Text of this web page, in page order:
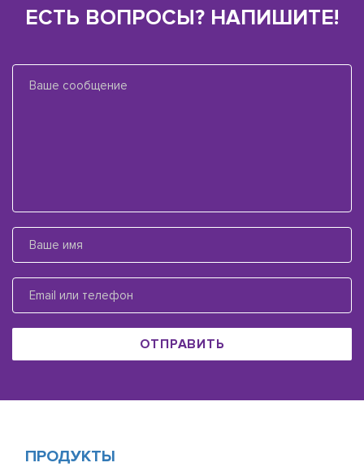
ЕСТЬ ВОПРОСЫ? НАПИШИТЕ!
ОТПРАВИТЬ
ПРОДУКТЫ